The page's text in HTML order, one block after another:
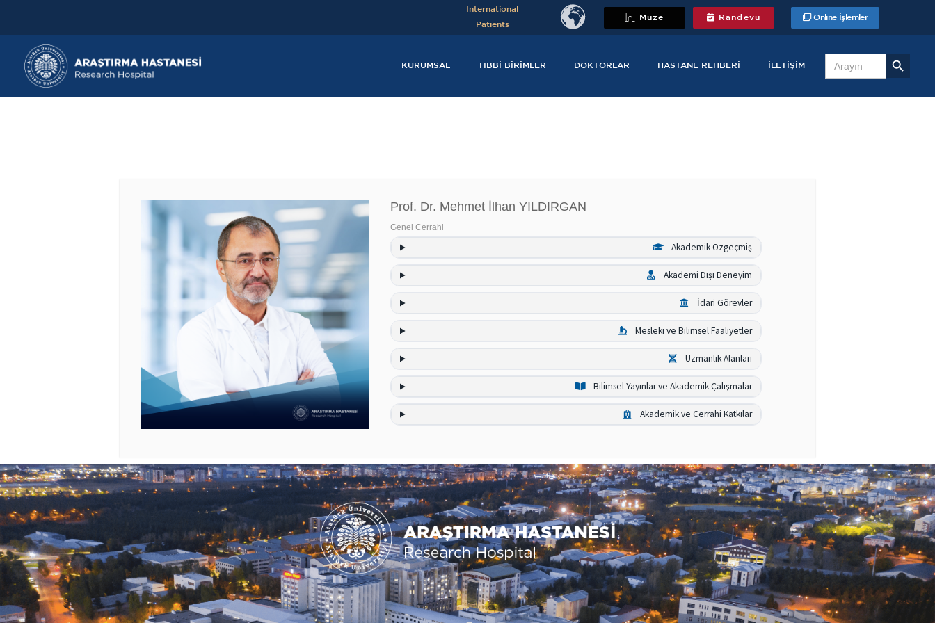
International
Patients
Müze Randevu Online İşlemler
KURUMSAL TIBBI BIRIMLER DOKTORLAR HASTANE REHBERI İLETIŞIM
Search
for:
Search Button
Prof. Dr. Mehmet İlhan YILDIRGAN
Genel Cerrahi
Akademik Özgeçmiş
Akademi Dışı Deneyim
İdari Görevler
Mesleki ve Bilimsel Faaliyetler
Uzmanlık Alanları
Bilimsel Yayınlar ve Akademik Çalışmalar
Akademik ve Cerrahi Katkılar